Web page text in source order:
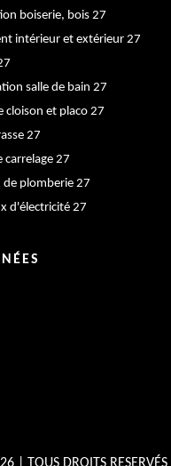
boiserie, bois 27
intérieur et extérieur 27
salle de bain 27
cloison et placo 27
27
carrelage 27
de plomberie 27
d'électricité 27